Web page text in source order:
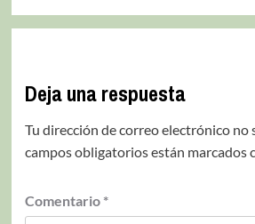
Deja una respuesta
Tu dirección de correo electrónico no
campos obligatorios están marcados
Comentario *